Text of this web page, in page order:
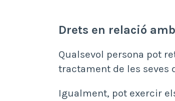
Drets en relació
Qualsevol persona pot
tractament de les seves
Igualment, pot exercir